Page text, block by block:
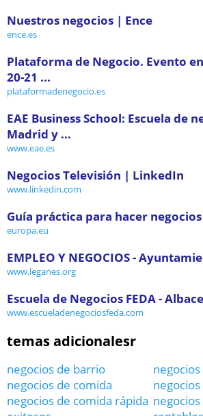
Nuestros negocios | Ence
ence.es
Plataforma de Negocio. Evento
20-21 ...
plataformadenegocio.es
EAE Business School: Escuela de
Madrid y ...
www.eae.es
Negocios Televisión | LinkedIn
www.linkedin.com
Guía práctica para hacer
europa.eu
EMPLEO Y NEGOCIOS -
www.leganes.org
Escuela de Negocios FEDA -
www.escueladenegociosfeda.com
temas adicionalesr
negocios de barrio
negocios de comida
negocios de comida rápida